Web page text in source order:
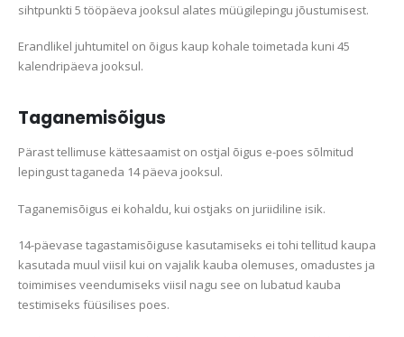
sihtpunkti 5 tööpäeva jooksul alates müügilepingu jõustumisest.
Erandlikel juhtumitel on õigus kaup kohale toimetada kuni 45
kalendripäeva jooksul.
Taganemisõigus
Pärast tellimuse kättesaamist on ostjal õigus e-poes sõlmitud
lepingust taganeda 14 päeva jooksul.
Taganemisõigus ei kohaldu, kui ostjaks on juriidiline isik.
14-päevase tagastamisõiguse kasutamiseks ei tohi tellitud kaupa
kasutada muul viisil kui on vajalik kauba olemuses, omadustes ja
toimimises veendumiseks viisil nagu see on lubatud kauba
testimiseks füüsilises poes.